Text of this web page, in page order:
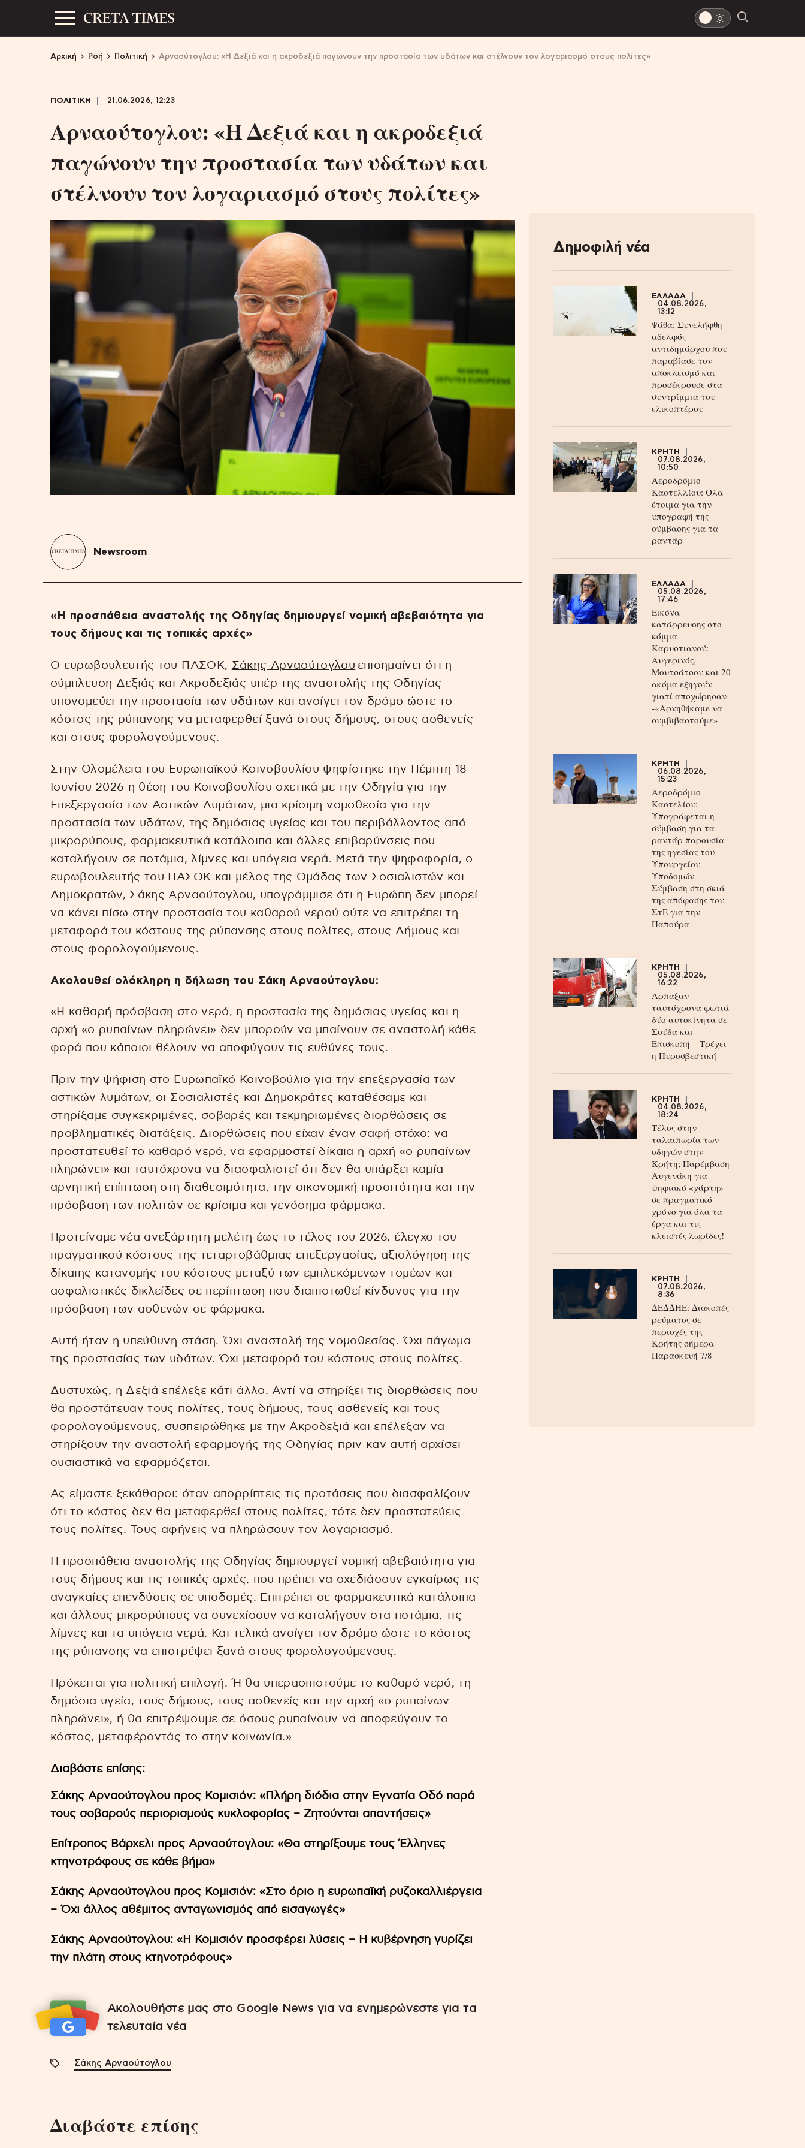
Αρχική Ροή Πολιτική Αρναούτογλου: «Η Δεξιά και η ακροδεξιά παγώνουν την προστασία των υδάτων και στέλνουν τον λογαριασμό στους πολίτες»
ΠΟΛΙΤΙΚΗ 21.06.2026, 12:23
Αρναούτογλου: «Η Δεξιά και η ακροδεξιά
παγώνουν την προστασία των υδάτων και
στέλνουν τον λογαριασμό στους πολίτες»
Newsroom
«Η προσπάθεια αναστολής της Οδηγίας δημιουργεί νομική αβεβαιότητα για
τους δήμους και τις τοπικές αρχές»
Ο ευρωβουλευτής του ΠΑΣΟΚ, Σάκης Αρναούτογλου επισημαίνει ότι η
σύμπλευση Δεξιάς και Ακροδεξιάς υπέρ της αναστολής της Οδηγίας
υπονομεύει την προστασία των υδάτων και ανοίγει τον δρόμο ώστε το
κόστος της ρύπανσης να μεταφερθεί ξανά στους δήμους, στους ασθενείς
και στους φορολογούμενους.
Στην Ολομέλεια του Ευρωπαϊκού Κοινοβουλίου ψηφίστηκε την Πέμπτη 18
Ιουνίου 2026 η θέση του Κοινοβουλίου σχετικά με την Οδηγία για την
Επεξεργασία των Αστικών Λυμάτων, μια κρίσιμη νομοθεσία για την
προστασία των υδάτων, της δημόσιας υγείας και του περιβάλλοντος από
μικρορύπους, φαρμακευτικά κατάλοιπα και άλλες επιβαρύνσεις που
καταλήγουν σε ποτάμια, λίμνες και υπόγεια νερά. Μετά την ψηφοφορία, ο
ευρωβουλευτής του ΠΑΣΟΚ και μέλος της Ομάδας των Σοσιαλιστών και
Δημοκρατών, Σάκης Αρναούτογλου, υπογράμμισε ότι η Ευρώπη δεν μπορεί
να κάνει πίσω στην προστασία του καθαρού νερού ούτε να επιτρέπει τη
μεταφορά του κόστους της ρύπανσης στους πολίτες, στους Δήμους και
στους φορολογούμενους.
Ακολουθεί ολόκληρη η δήλωση του Σάκη Αρναούτογλου:
«Η καθαρή πρόσβαση στο νερό, η προστασία της δημόσιας υγείας και η
αρχή «ο ρυπαίνων πληρώνει» δεν μπορούν να μπαίνουν σε αναστολή κάθε
φορά που κάποιοι θέλουν να αποφύγουν τις ευθύνες τους.
Πριν την ψήφιση στο Ευρωπαϊκό Κοινοβούλιο για την επεξεργασία των
αστικών λυμάτων, οι Σοσιαλιστές και Δημοκράτες καταθέσαμε και
στηρίξαμε συγκεκριμένες, σοβαρές και τεκμηριωμένες διορθώσεις σε
προβληματικές διατάξεις. Διορθώσεις που είχαν έναν σαφή στόχο: να
προστατευθεί το καθαρό νερό, να εφαρμοστεί δίκαια η αρχή «ο ρυπαίνων
πληρώνει» και ταυτόχρονα να διασφαλιστεί ότι δεν θα υπάρξει καμία
αρνητική επίπτωση στη διαθεσιμότητα, την οικονομική προσιτότητα και την
πρόσβαση των πολιτών σε κρίσιμα και γενόσημα φάρμακα.
Προτείναμε νέα ανεξάρτητη μελέτη έως το τέλος του 2026, έλεγχο του
πραγματικού κόστους της τεταρτοβάθμιας επεξεργασίας, αξιολόγηση της
δίκαιης κατανομής του κόστους μεταξύ των εμπλεκόμενων τομέων και
ασφαλιστικές δικλείδες σε περίπτωση που διαπιστωθεί κίνδυνος για την
πρόσβαση των ασθενών σε φάρμακα.
Αυτή ήταν η υπεύθυνη στάση. Όχι αναστολή της νομοθεσίας. Όχι πάγωμα
της προστασίας των υδάτων. Όχι μεταφορά του κόστους στους πολίτες.
Δυστυχώς, η Δεξιά επέλεξε κάτι άλλο. Αντί να στηρίξει τις διορθώσεις που
θα προστάτευαν τους πολίτες, τους δήμους, τους ασθενείς και τους
φορολογούμενους, συσπειρώθηκε με την Ακροδεξιά και επέλεξαν να
στηρίξουν την αναστολή εφαρμογής της Οδηγίας πριν καν αυτή αρχίσει
ουσιαστικά να εφαρμόζεται.
Ας είμαστε ξεκάθαροι: όταν απορρίπτεις τις προτάσεις που διασφαλίζουν
ότι το κόστος δεν θα μεταφερθεί στους πολίτες, τότε δεν προστατεύεις
τους πολίτες. Τους αφήνεις να πληρώσουν τον λογαριασμό.
Η προσπάθεια αναστολής της Οδηγίας δημιουργεί νομική αβεβαιότητα για
τους δήμους και τις τοπικές αρχές, που πρέπει να σχεδιάσουν εγκαίρως τις
αναγκαίες επενδύσεις σε υποδομές. Επιτρέπει σε φαρμακευτικά κατάλοιπα
και άλλους μικρορύπους να συνεχίσουν να καταλήγουν στα ποτάμια, τις
λίμνες και τα υπόγεια νερά. Και τελικά ανοίγει τον δρόμο ώστε το κόστος
της ρύπανσης να επιστρέψει ξανά στους φορολογούμενους.
Πρόκειται για πολιτική επιλογή. Ή θα υπερασπιστούμε το καθαρό νερό, τη
δημόσια υγεία, τους δήμους, τους ασθενείς και την αρχή «ο ρυπαίνων
πληρώνει», ή θα επιτρέψουμε σε όσους ρυπαίνουν να αποφεύγουν το
κόστος, μεταφέροντάς το στην κοινωνία.»
Διαβάστε επίσης:
Σάκης Αρναούτογλου προς Κομισιόν: «Πλήρη διόδια στην Εγνατία Οδό παρά
τους σοβαρούς περιορισμούς κυκλοφορίας – Ζητούνται απαντήσεις»
Επίτροπος Βάρχελι προς Αρναούτογλου: «Θα στηρίξουμε τους Έλληνες
κτηνοτρόφους σε κάθε βήμα»
Σάκης Αρναούτογλου προς Κομισιόν: «Στο όριο η ευρωπαϊκή ρυζοκαλλιέργεια
– Όχι άλλος αθέμιτος ανταγωνισμός από εισαγωγές»
Σάκης Αρναούτογλου: «Η Κομισιόν προσφέρει λύσεις – Η κυβέρνηση γυρίζει
την πλάτη στους κτηνοτρόφους»
Ακολουθήστε μας στο Google News για να ενημερώνεστε για τα
τελευταία νέα
Σάκης Αρναούτογλου
Διαβάστε επίσης
Δημοφιλή νέα
ΕΛΛΑΔΑ
04.08.2026,
13:12
Ψάθα: Συνελήφθη
αδελφός
αντιδημάρχου που
παραβίασε τον
αποκλεισμό και
προσέκρουσε στα
συντρίμμια του
ελικοπτέρου
ΚΡΗΤΗ
07.08.2026,
10:50
Αεροδρόμιο
Καστελλίου: Όλα
έτοιμα για την
υπογραφή της
σύμβασης για τα
ραντάρ
ΕΛΛΑΔΑ
05.08.2026,
17:46
Εικόνα
κατάρρευσης στο
κόμμα
Καρυστιανού:
Αυγερινός,
Μουτσάτσου και 20
ακόμα εξηγούν
γιατί αποχώρησαν
-«Αρνηθήκαμε να
συμβιβαστούμε»
ΚΡΗΤΗ
06.08.2026,
15:23
Αεροδρόμιο
Καστελίου:
Υπογράφεται η
σύμβαση για τα
ραντάρ παρουσία
της ηγεσίας του
Υπουργείου
Υποδομών –
Σύμβαση στη σκιά
της απόφασης του
ΣτΕ για την
Παπούρα
ΚΡΗΤΗ
05.08.2026,
16:22
Αρπαξαν
ταυτόχρονα φωτιά
δύο αυτοκίνητα σε
Σούδα και
Επισκοπή – Τρέχει
η Πυροσβεστική
ΚΡΗΤΗ
04.08.2026,
18:24
Τέλος στην
ταλαιπωρία των
οδηγών στην
Κρήτη; Παρέμβαση
Αυγενάκη για
ψηφιακό «χάρτη»
σε πραγματικό
χρόνο για όλα τα
έργα και τις
κλειστές λωρίδες!
ΚΡΗΤΗ
07.08.2026,
8:36
ΔΕΔΔΗΕ: Διακοπές
ρεύματος σε
περιοχές της
Κρήτης σήμερα
Παρασκευή 7/8